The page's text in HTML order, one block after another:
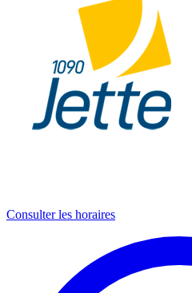
Consulter les horaires